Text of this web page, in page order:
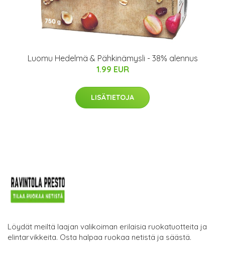
Luomu Hedelmä & Pähkinämysli - 38% alennus
1.99 EUR
LISÄTIETOJA
Löydät meiltä laajan valikoiman erilaisia ruokatuotteita ja
elintarvikkeita. Osta halpaa ruokaa netistä ja säästä.